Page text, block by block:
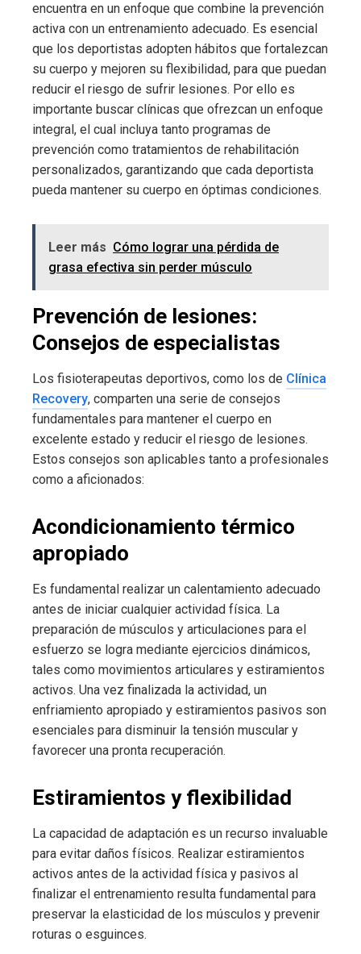
encuentra en un enfoque que combine la prevención
activa con un entrenamiento adecuado. Es esencial
que los deportistas adopten hábitos que fortalezcan
su cuerpo y mejoren su flexibilidad, para que puedan
reducir el riesgo de sufrir lesiones. Por ello es
importante buscar clínicas que ofrezcan un enfoque
integral, el cual incluya tanto programas de
prevención como tratamientos de rehabilitación
personalizados, garantizando que cada deportista
pueda mantener su cuerpo en óptimas condiciones.
Leer más Cómo lograr una pérdida de
grasa efectiva sin perder músculo
Prevención de lesiones:
Consejos de especialistas
Los fisioterapeutas deportivos, como los de Clínica
Recovery, comparten una serie de consejos
fundamentales para mantener el cuerpo en
excelente estado y reducir el riesgo de lesiones.
Estos consejos son aplicables tanto a profesionales
como a aficionados:
Acondicionamiento térmico
apropiado
Es fundamental realizar un calentamiento adecuado
antes de iniciar cualquier actividad física. La
preparación de músculos y articulaciones para el
esfuerzo se logra mediante ejercicios dinámicos,
tales como movimientos articulares y estiramientos
activos. Una vez finalizada la actividad, un
enfriamiento apropiado y estiramientos pasivos son
esenciales para disminuir la tensión muscular y
favorecer una pronta recuperación.
Estiramientos y flexibilidad
La capacidad de adaptación es un recurso invaluable
para evitar daños físicos. Realizar estiramientos
activos antes de la actividad física y pasivos al
finalizar el entrenamiento resulta fundamental para
preservar la elasticidad de los músculos y prevenir
roturas o esguinces.